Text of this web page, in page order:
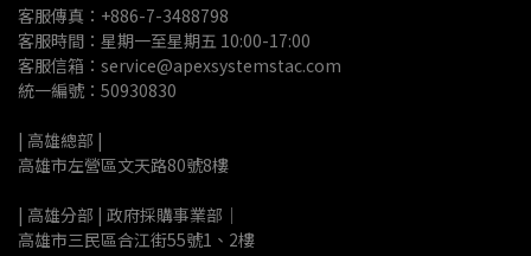
客服傳真：+886-7-3488798
客服時間：星期一至星期五 10:00-17:00
客服信箱：service@apexsystemstac.com
統一編號：50930830
| 高雄總部 |
高雄市左營區文天路80號8樓
| 高雄分部 | 政府採購事業部｜
高雄市三民區合江街55號1、2樓